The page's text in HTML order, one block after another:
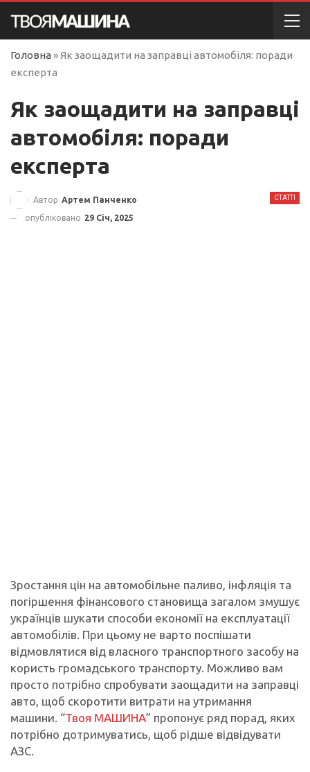
Головна »Як заощадити на заправці автомобіля: поради
експерта
Як заощадити на заправці
автомобіля: поради
експерта
СТАТТІ
Автор Артем Панченко
опубліковано 29 Січ, 2025
Зростання цін на автомобільне паливо, інфляція та
погіршення фінансового становища загалом змушує
українців шукати способи економії на експлуатації
автомобілів. При цьому не варто поспішати
відмовлятися від власного транспортного засобу на
користь громадського транспорту. Можливо вам
просто потрібно спробувати заощадити на заправці
авто, щоб скоротити витрати на утримання
машини. “Твоя МАШИНА” пропонує ряд порад, яких
потрібно дотримуватись, щоб рідше відвідувати
АЗС.